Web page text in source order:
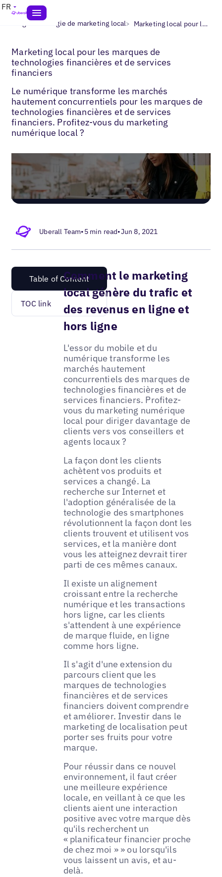
FR
Blogs> Stratégie de marketing local> Marketing local pour les services financiers
Marketing local pour les marques de
technologies financières et de services
financiers
Le numérique transforme les marchés
hautement concurrentiels pour les marques de
technologies financières et de services
financiers. Profitez-vous du marketing
numérique local ?
Uberall Team•5 min read•Jun 8, 2021
Table of Content
TOC link
Comment le marketing
local génère du trafic et
des revenus en ligne et
hors ligne
L'essor du mobile et du
numérique transforme les
marchés hautement
concurrentiels des marques de
technologies financières et de
services financiers. Profitez-
vous du marketing numérique
local pour diriger davantage de
clients vers vos conseillers et
agents locaux ?
La façon dont les clients
achètent vos produits et
services a changé. La
recherche sur Internet et
l'adoption généralisée de la
technologie des smartphones
révolutionnent la façon dont les
clients trouvent et utilisent vos
services, et la manière dont
vous les atteignez devrait tirer
parti de ces mêmes canaux.
Il existe un alignement
croissant entre la recherche
numérique et les transactions
hors ligne, car les clients
s'attendent à une expérience
de marque fluide, en ligne
comme hors ligne.
Il s'agit d'une extension du
parcours client que les
marques de technologies
financières et de services
financiers doivent comprendre
et améliorer. Investir dans le
marketing de localisation peut
porter ses fruits pour votre
marque.
Pour réussir dans ce nouvel
environnement, il faut créer
une meilleure expérience
locale, en veillant à ce que les
clients aient une interaction
positive avec votre marque dès
qu'ils recherchent un
« planificateur financier proche
de chez moi » » ou lorsqu'ils
vous laissent un avis, et au-
delà.